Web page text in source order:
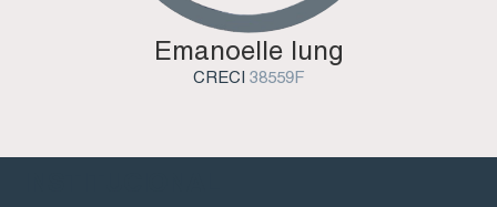
Emanoelle Iung
CRECI 38559F